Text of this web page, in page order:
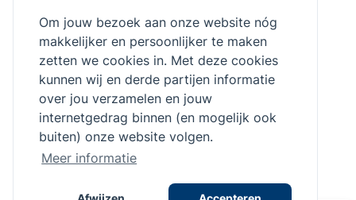
Om jouw bezoek aan onze website nóg
makkelijker en persoonlijker te maken
zetten we cookies in. Met deze cookies
kunnen wij en derde partijen informatie
over jou verzamelen en jouw
internetgedrag binnen (en mogelijk ook
buiten) onze website volgen.
Meer informatie